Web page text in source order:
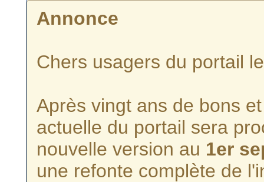
Annonce
Chers usagers du portail
Après vingt ans de bons
actuelle du portail sera
nouvelle version au 1er
une refonte complète de